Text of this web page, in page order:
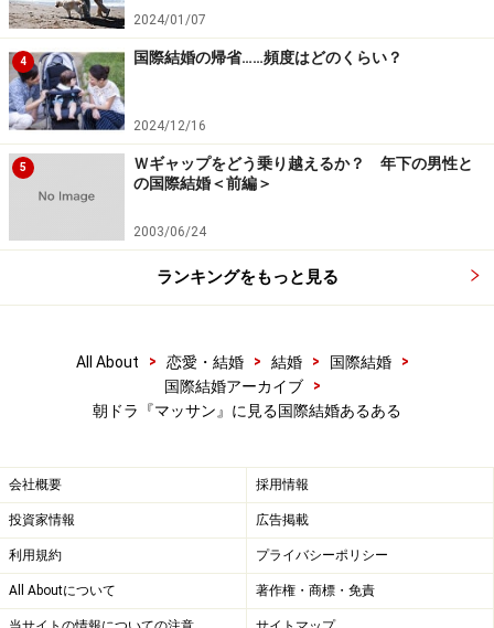
2024/01/07
4 国際結婚の帰省……頻度はどのくらい？
2024/12/16
5
Ｗギャップをどう乗り越えるか？ 年下の男性と
の国際結婚＜前編＞
2003/06/24
ランキングをもっと見る
All About > 恋愛・結婚 > 結婚 > 国際結婚
>
国際結婚アーカイブ
>
朝ドラ『マッサン』に見る国際結婚あるある
会社概要 採用情報
投資家情報 広告掲載
利用規約 プライバシーポリシー
All Aboutについて 著作権・商標・免責